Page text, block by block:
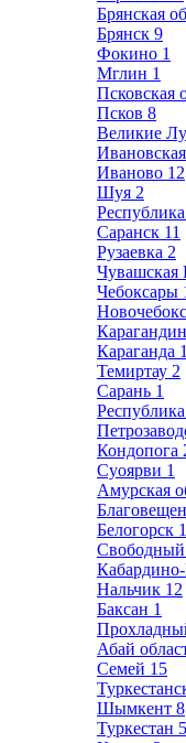
Брянская
Брянск 9
Фокино 1
Мглин 1
Псковская
Псков 8
Великие
Иваново 12
Шуя 2
Саранск 11
Рузаевка 2
Чебоксары
Караганда
Темиртау 2
Сарань 1
Кондопога
Суоярви 1
Амурская
Белогорск 1
Свободный
Кабардино-
Нальчик 12
Баксан 1
Абай
Семей 15
Шымкент 8
Туркестан 5